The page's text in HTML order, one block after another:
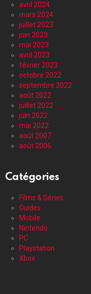
avril 2024
mars 2024
juillet 2023
juin 2023
mai 2023
avril 2023
février 2023
octobre 2022
septembre 2022
août 2022
juillet 2022
juin 2022
mai 2022
août 2007
août 2006
Catégories
Films & Séries
Guides
Mobile
Nintendo
PC
Playstation
Xbox